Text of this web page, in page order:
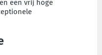
een vrij hoge